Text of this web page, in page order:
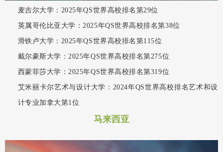
麦吉尔大学：2025年QS世界高校排名第29位
英属哥伦比亚大学：2025年QS世界高校排名第38位
滑铁卢大学：2025年QS世界高校排名第115位
戴尔豪斯大学：2025年QS世界高校排名第275位
西蒙菲莎大学：2025年QS世界高校排名第319位
艾米丽卡尔艺术与设计大学：2024年QS世界高校排名艺术和设
计专业加拿大第1位
马来西亚